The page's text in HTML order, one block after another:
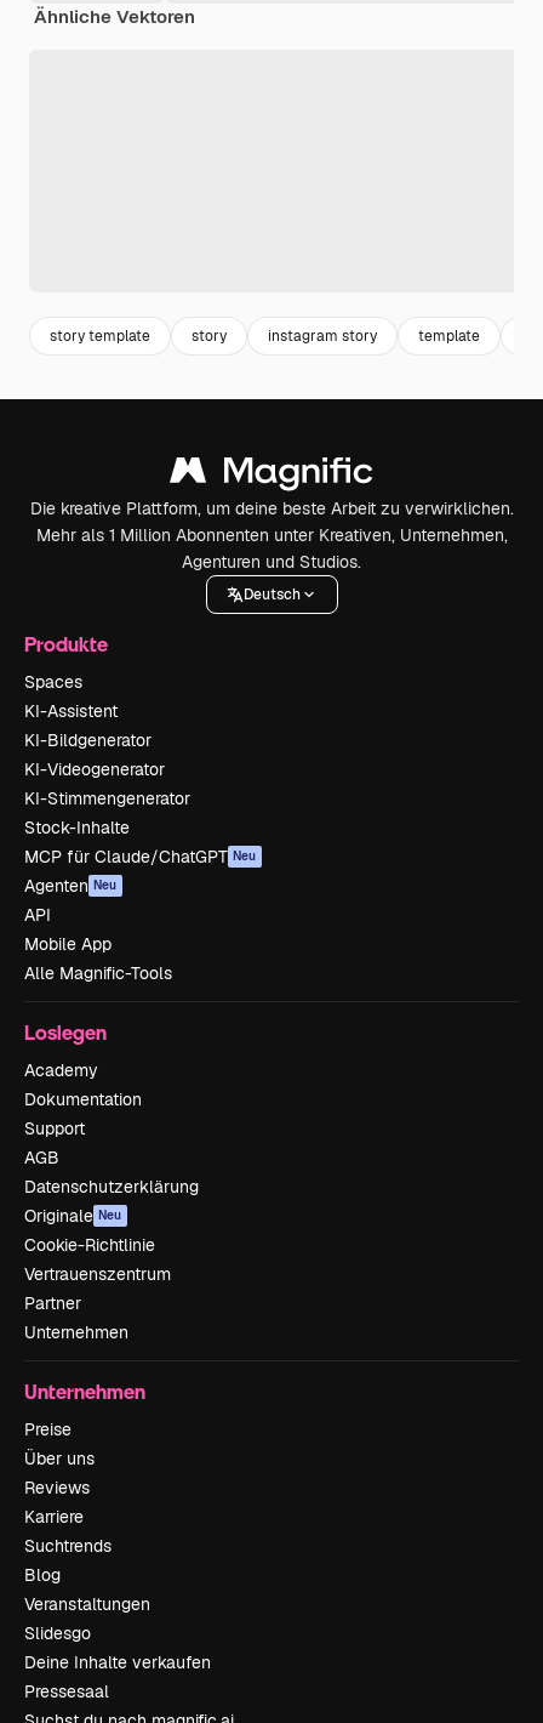
Ähnliche Vektoren
story template story instagram story template
Die kreative Plattform, um deine beste Arbeit zu verwirklichen.
Mehr als 1 Million Abonnenten unter Kreativen, Unternehmen,
Agenturen und Studios.
Deutsch
Produkte
Spaces
KI-Assistent
KI-Bildgenerator
KI-Videogenerator
KI-Stimmengenerator
Stock-Inhalte
MCP für Claude/ChatGPT Neu
Agenten Neu
API
Mobile App
Alle Magnific-Tools
Loslegen
Academy
Dokumentation
Support
AGB
Datenschutzerklärung
Originale Neu
Cookie-Richtlinie
Vertrauenszentrum
Partner
Unternehmen
Unternehmen
Preise
Über uns
Reviews
Karriere
Suchtrends
Blog
Veranstaltungen
Slidesgo
Deine Inhalte verkaufen
Pressesaal